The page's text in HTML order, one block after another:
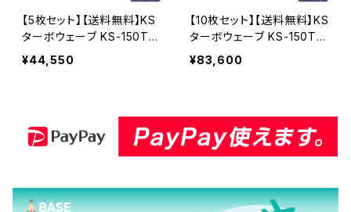
【5枚セット】【送料無料】KS
ターボウェーブ KS-150TW
6インチ コンクリート・ブロ
ックなど (ks-150tw) KS-1
¥44,550
【10枚セット】【送料無料】KS
ターボウェーブ KS-150TW
6インチ コンクリート・ブロ
ックなど (ks-150tw) KS-1
¥83,600